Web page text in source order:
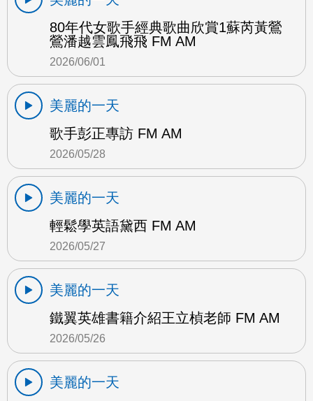
80年代女歌手經典歌曲欣賞1蘇芮黃鶯
鶯潘越雲鳳飛飛 FM AM
2026/06/01
美麗的一天
歌手彭正專訪 FM AM
2026/05/28
美麗的一天
輕鬆學英語黛西 FM AM
2026/05/27
美麗的一天
鐵翼英雄書籍介紹王立楨老師 FM AM
2026/05/26
美麗的一天